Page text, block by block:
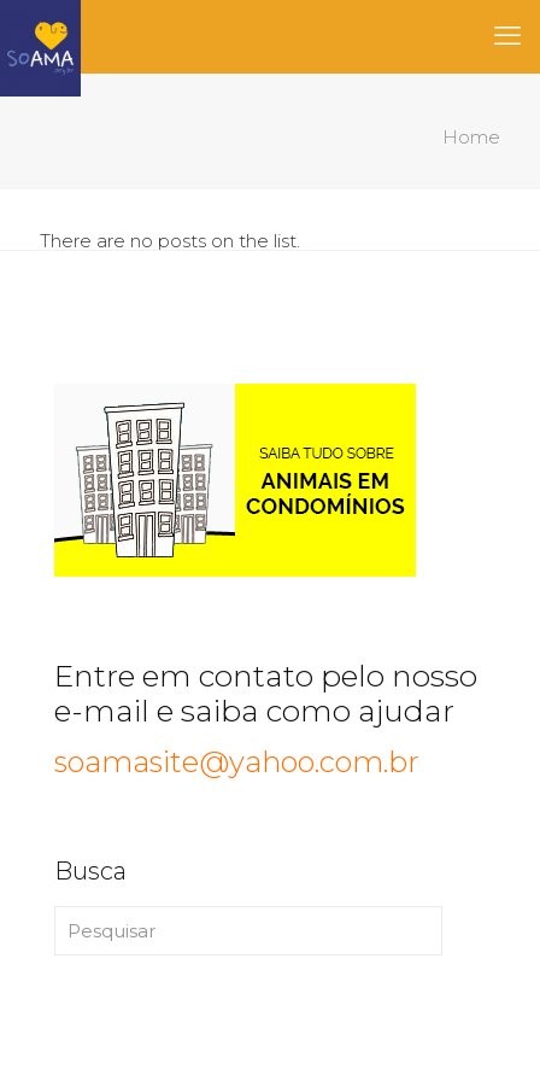
Home
There are no posts on the list.
Entre em contato pelo nosso
e-mail e saiba como ajudar
soamasite@yahoo.com.br
Busca